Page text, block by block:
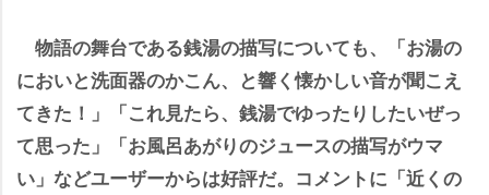
物語の舞台である銭湯の描写についても、「お湯の
においと洗面器のかこん、と響く懐かしい音が聞こえ
てきた！」「これ見たら、銭湯でゆったりしたいぜっ
て思った」「お風呂あがりのジュースの描写がウマ
い」などユーザーからは好評だ。コメントに「近くの